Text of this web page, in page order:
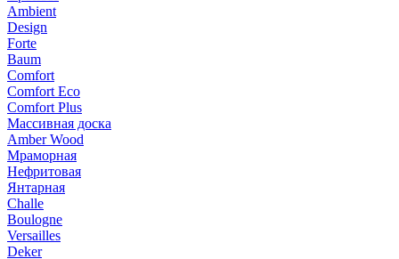
Ambient
Design
Forte
Baum
Comfort
Comfort Eco
Comfort Plus
Массивная доска
Amber Wood
Мраморная
Нефритовая
Янтарная
Challe
Boulogne
Versailles
Deker